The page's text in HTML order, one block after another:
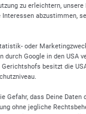
zu erleichtern,
Interessen abzustimmen,
oder
durch Google in den USA
besitzt die
Gefahr, dass Deine Daten
ohne jegliche